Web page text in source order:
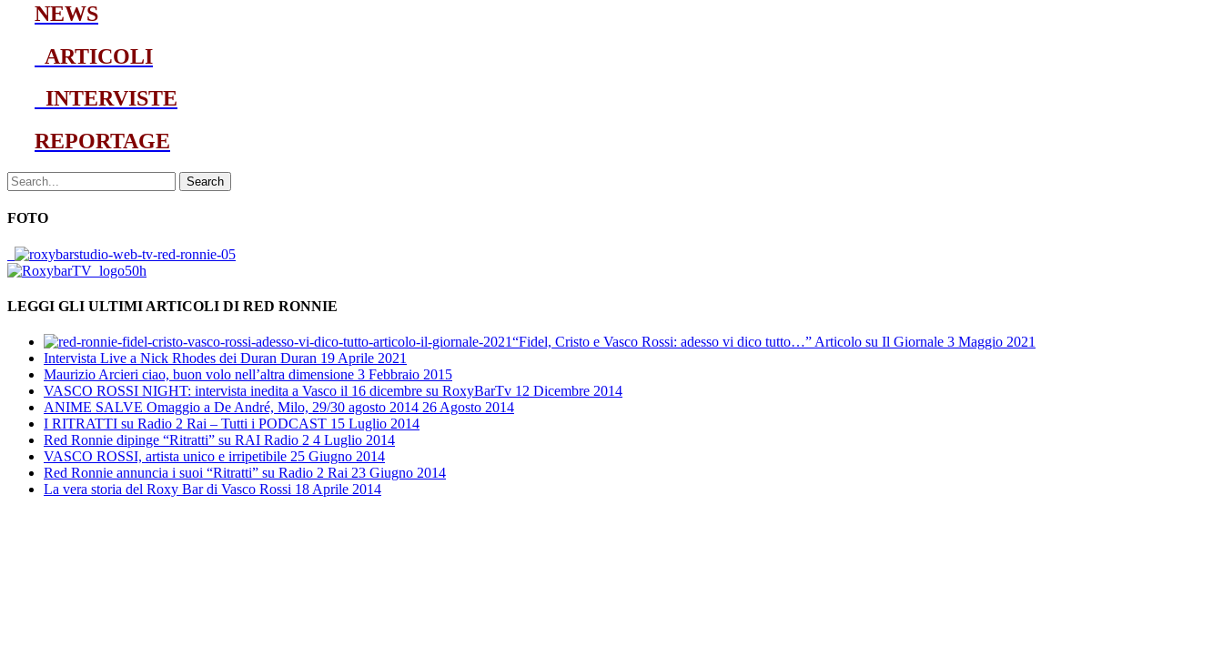
NEWS
ARTICOLI
INTERVISTE
REPORTAGE
Search
FOTO
LEGGI GLI ULTIMI ARTICOLI DI RED RONNIE
“Fidel, Cristo e Vasco Rossi: adesso vi dico tutto…” Articolo su Il Giornale 3 Maggio 2021
Intervista Live a Nick Rhodes dei Duran Duran 19 Aprile 2021
Maurizio Arcieri ciao, buon volo nell’altra dimensione 3 Febbraio 2015
VASCO ROSSI NIGHT: intervista inedita a Vasco il 16 dicembre su RoxyBarTv 12 Dicembre 2014
ANIME SALVE Omaggio a De André, Milo, 29/30 agosto 2014 26 Agosto 2014
I RITRATTI su Radio 2 Rai – Tutti i PODCAST 15 Luglio 2014
Red Ronnie dipinge “Ritratti” su RAI Radio 2 4 Luglio 2014
VASCO ROSSI, artista unico e irripetibile 25 Giugno 2014
Red Ronnie annuncia i suoi “Ritratti” su Radio 2 Rai 23 Giugno 2014
La vera storia del Roxy Bar di Vasco Rossi 18 Aprile 2014